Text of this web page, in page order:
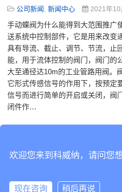
公司新闻 新闻中心 2021年10
手动蝶阀为什么能得到大范围推
送系统中控制部件，它是用来改变
具有导流、截止、调节、节流，止
能，用于流体控制的阀门，阀门的
大至通径达10m的工业管路用阀。
它形式传感信号的作用下，按预定
信号而进行简单的开启或关闭，阀
闭件作…
Copyright © 2019 版权所有粤ICP备
自动化有限
欢迎您来到科威纳，请问您
现在咨询 稍后再说